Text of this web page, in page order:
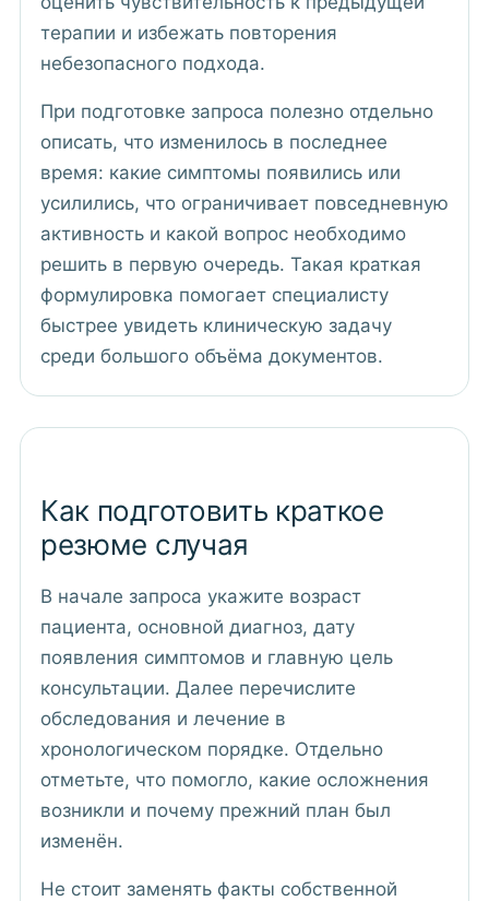
терапии и избежать повторения
небезопасного подхода.
При подготовке запроса полезно отдельно
описать, что изменилось в последнее
время: какие симптомы появились или
усилились, что ограничивает повседневную
активность и какой вопрос необходимо
решить в первую очередь. Такая краткая
формулировка помогает специалисту
быстрее увидеть клиническую задачу
среди большого объёма документов.
Как подготовить краткое
резюме случая
В начале запроса укажите возраст
пациента, основной диагноз, дату
появления симптомов и главную цель
консультации. Далее перечислите
обследования и лечение в
хронологическом порядке. Отдельно
отметьте, что помогло, какие осложнения
возникли и почему прежний план был
изменён.
Не стоит заменять факты собственной